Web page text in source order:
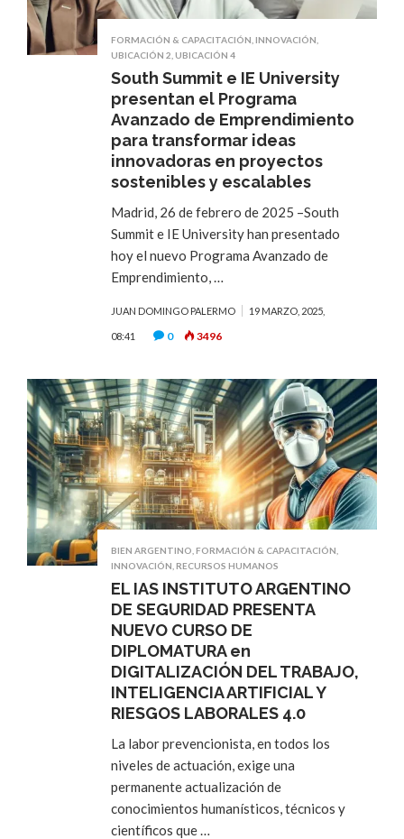
FORMACIÓN & CAPACITACIÓN INNOVACIÓN
UBICACIÓN 2 UBICACIÓN 4
South Summit e IE University
presentan el Programa
Avanzado de Emprendimiento
para transformar ideas
innovadoras en proyectos
sostenibles y escalables
Madrid, 26 de febrero de 2025 –South
Summit e IE University han presentado
hoy el nuevo Programa Avanzado de
Emprendimiento, …
JUAN DOMINGO PALERMO 19 MARZO, 2025,
08:41 0 3496
BIEN ARGENTINO FORMACIÓN & CAPACITACIÓN
INNOVACIÓN RECURSOS HUMANOS
EL IAS INSTITUTO ARGENTINO
DE SEGURIDAD PRESENTA
NUEVO CURSO DE
DIPLOMATURA en
DIGITALIZACIÓN DEL TRABAJO,
INTELIGENCIA ARTIFICIAL Y
RIESGOS LABORALES 4.0
La labor prevencionista, en todos los
niveles de actuación, exige una
permanente actualización de
conocimientos humanísticos, técnicos y
científicos que …